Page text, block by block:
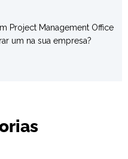
Project Management Office
um na sua empresa?